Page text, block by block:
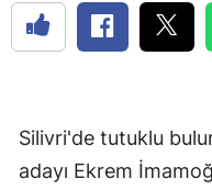
Silivri'de tutuklu
adayı Ekrem